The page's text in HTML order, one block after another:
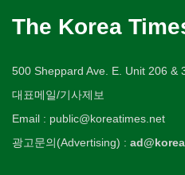
The Korea
500 Sheppard Ave. E. Unit 206 &
대표메일/기사제보
Email : public@koreatimes.net
광고문의(Advertising) :